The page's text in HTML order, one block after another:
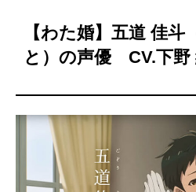
【わた婚】五道 佳斗
と）の声優 CV.下野